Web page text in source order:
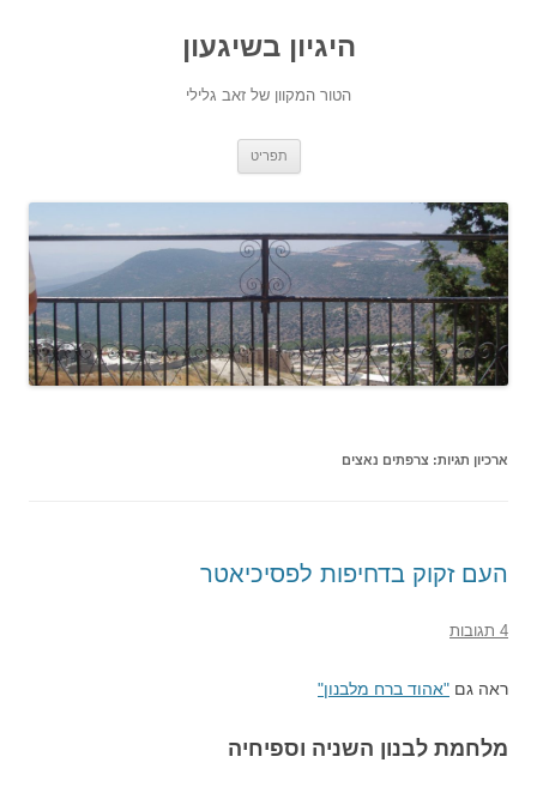
היגיון בשיגעון
הטור המקוון של זאב גלילי
תפריט
ארכיון תגיות: צרפתים נאצים
העם זקוק בדחיפות לפסיכיאטר
4 תגובות
ראה גם "אהוד ברח מלבנון"
מלחמת לבנון השניה וספיחיה